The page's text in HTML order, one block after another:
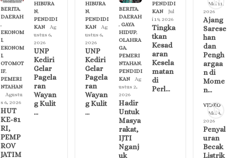
BERITA,
DAERAH
,
EKONOM
I,
EKONOM
I,
OTOMOT
IF,
PEMERI
NTAHAN
Agustu
s 6, 2026
HUT
KE-81
RI,
PEMP
ROV
JATIM
HIBURA
N,
PENDIDI
KAN
Ag
ustus 6,
2026
UNP
Kediri
Gelar
Pagela
ran
Wayan
g Kulit
…
HIBURA
N,
PENDIDI
KAN
Ag
ustus 6,
2026
UNP
Kediri
Gelar
Pagela
ran
Wayan
g Kulit
…
BERITA,
DAERAH
, GAYA
HIDUP,
OLAHRA
GA,
PEMERI
NTAHAN,
PENDIDI
KAN
Ag
ustus 2,
2026
Hadir
Untuk
Masya
rakat,
IJTI
Nganj
uk
PENDIDI
KAN
Jul
i 19, 2026
Tingka
tkan
Kesad
aran
Kesela
matan
di
Perl…
Mei 11,
2026
Ajang
Sarese
han
dan
Pengh
argaa
n di
Mome
n…
VIDEO
Mei 4,
2026
Penyal
uran
Becak
Listrik